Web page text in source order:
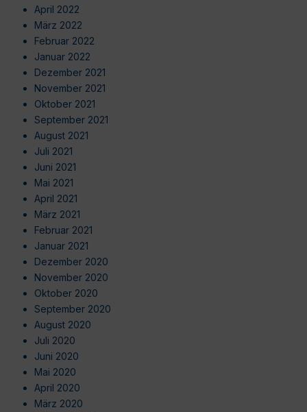
April 2022
März 2022
Februar 2022
Januar 2022
Dezember 2021
November 2021
Oktober 2021
September 2021
August 2021
Juli 2021
Juni 2021
Mai 2021
April 2021
März 2021
Februar 2021
Januar 2021
Dezember 2020
November 2020
Oktober 2020
September 2020
August 2020
Juli 2020
Juni 2020
Mai 2020
April 2020
März 2020